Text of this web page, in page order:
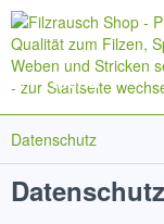
Menü
Datenschutz
Datenschutz